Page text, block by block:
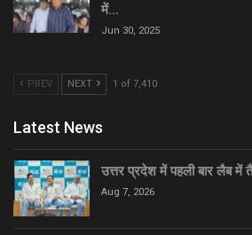
में…
Jun 30, 2025
PREV NEXT 1 of 7,410
Latest News
उत्तर प्रदेश में पहली बार लैब
Aug 7, 2026